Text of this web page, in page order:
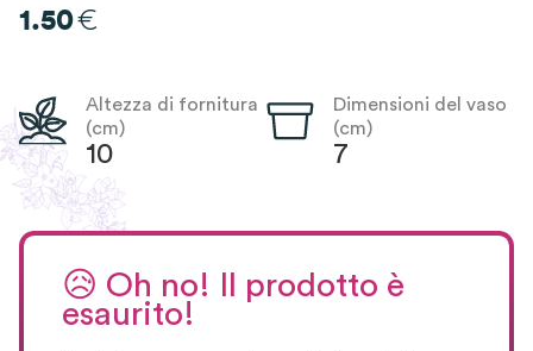
1.50€
Altezza di fornitura
(cm)
10
Dimensioni del vaso
(cm)
7
😥 Oh no! Il prodotto è
esaurito!